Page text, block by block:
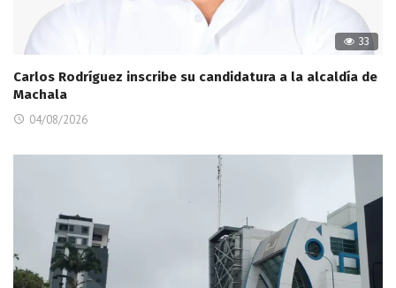
33
Carlos Rodríguez inscribe su candidatura a la alcaldía de
Machala
04/08/2026